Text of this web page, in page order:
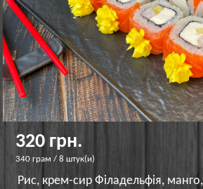
320 грн.
340 грам / 8 штук(и)
Рис, крем-сир Філадельфія,